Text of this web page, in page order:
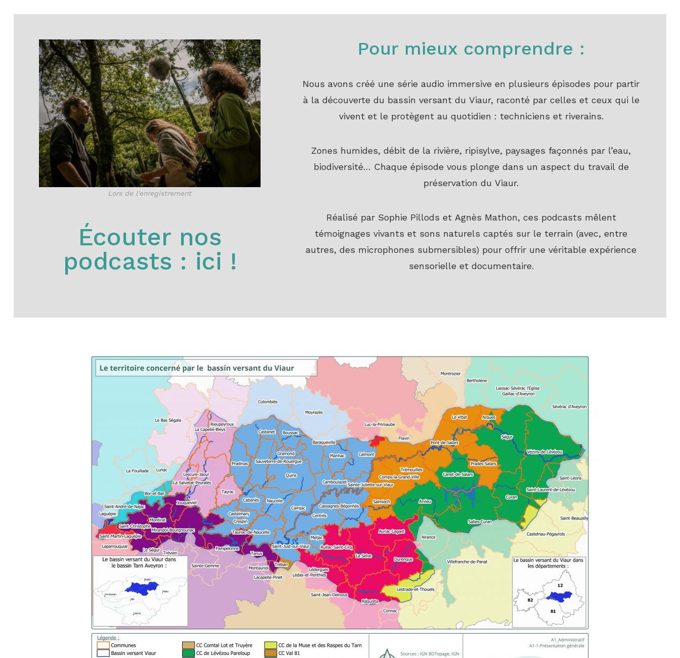
Lors de l'enregistrement
Écouter nos
podcasts : ici !
Pour mieux comprendre :
Nous avons créé une série audio immersive en plusieurs épisodes pour partir
à la découverte du bassin versant du Viaur, raconté par celles et ceux qui le
vivent et le protègent au quotidien : techniciens et riverains.
Zones humides, débit de la rivière, ripisylve, paysages façonnés par l’eau,
biodiversité… Chaque épisode vous plonge dans un aspect du travail de
préservation du Viaur.
Réalisé par Sophie Pillods et Agnès Mathon, ces podcasts mêlent
témoignages vivants et sons naturels captés sur le terrain (avec, entre
autres, des microphones submersibles) pour offrir une véritable expérience
sensorielle et documentaire.